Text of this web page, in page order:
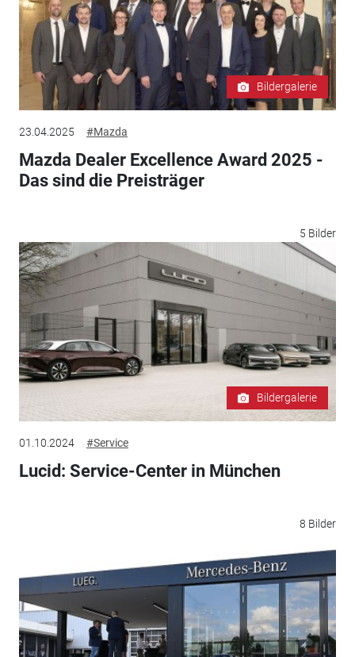
Bildergalerie
23.04.2025 #Mazda
Mazda Dealer Excellence Award 2025 -
Das sind die Preisträger
5 Bilder
Bildergalerie
01.10.2024 #Service
Lucid: Service-Center in München
8 Bilder